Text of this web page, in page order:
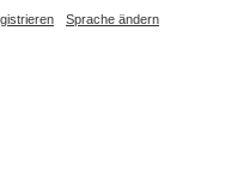
Sprache ändern